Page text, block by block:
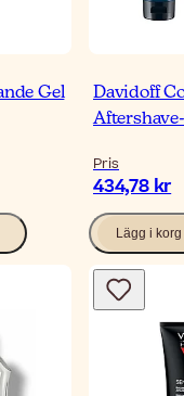
Gel
Davidoff
Pris
434,78 kr
Lägg i korg